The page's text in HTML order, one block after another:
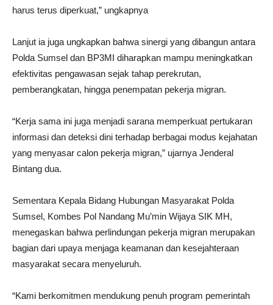
harus terus diperkuat,” ungkapnya
Lanjut ia juga ungkapkan bahwa sinergi yang dibangun antara
Polda Sumsel dan BP3MI diharapkan mampu meningkatkan
efektivitas pengawasan sejak tahap perekrutan,
pemberangkatan, hingga penempatan pekerja migran.
“Kerja sama ini juga menjadi sarana memperkuat pertukaran
informasi dan deteksi dini terhadap berbagai modus kejahatan
yang menyasar calon pekerja migran,” ujarnya Jenderal
Bintang dua.
Sementara Kepala Bidang Hubungan Masyarakat Polda
Sumsel, Kombes Pol Nandang Mu’min Wijaya SIK MH,
menegaskan bahwa perlindungan pekerja migran merupakan
bagian dari upaya menjaga keamanan dan kesejahteraan
masyarakat secara menyeluruh.
“Kami berkomitmen mendukung penuh program pemerintah